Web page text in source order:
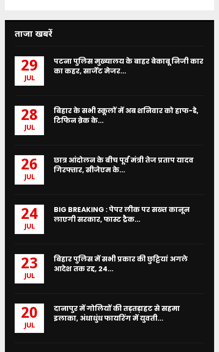
ताजा खबरें
29
JUL
पटना पुलिस मुख्यालय के बाहर बेकाबू निजी कार
का कहर, सार्जेंट मेजर...
28
JUL
बिहार के सभी स्कूलों में अब शनिवार को हाफ-डे,
टिफिन ब्रेक के...
26
JUL
छात्र आंदोलन के बीच पूर्व मंत्री तेज प्रताप यादव
गिरफ्तार, सीजेएम के...
24
JUL
BIG BREAKING : पेपर लीक पर सख्त कानून
लाएगी सरकार, फास्ट ट्रैक...
23
JUL
बिहार पुलिस में सभी प्रकार की छुट्टियां अगले
आदेश तक रद्द, 24...
20
JUL
दानापुर में गोलियों की तड़तड़ाहट से सहमा
इलाका, अंधाधुंध फायरिंग में युवती...